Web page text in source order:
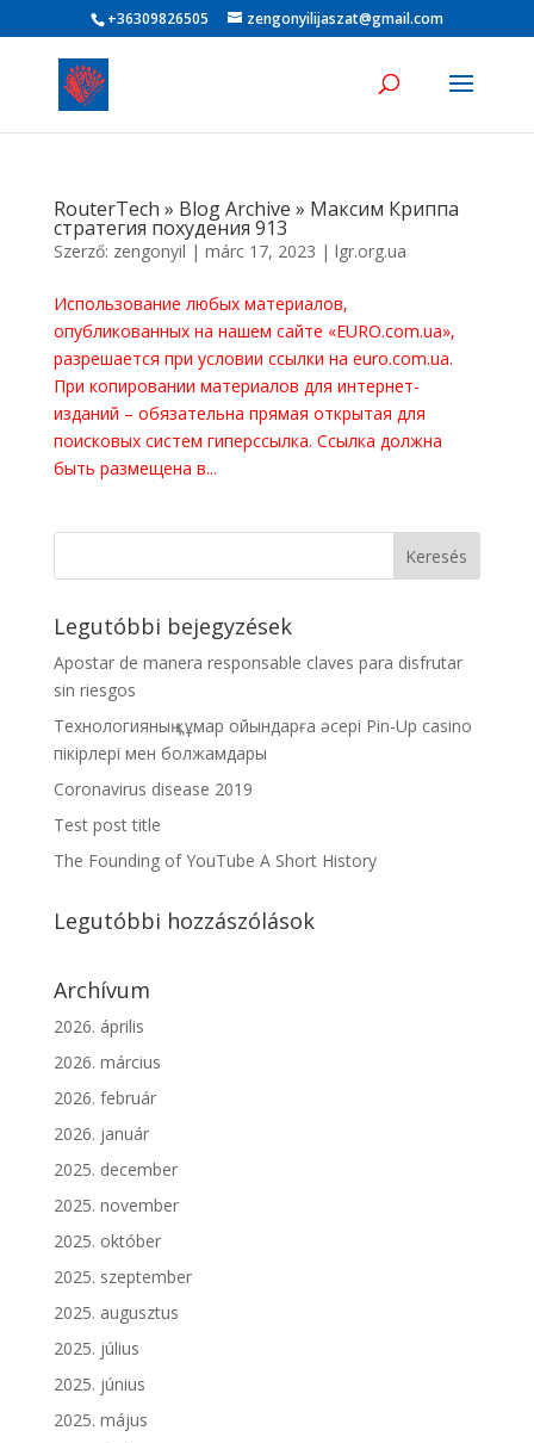
+36309826505 zengonyilijaszat@gmail.com
RouterTech » Blog Archive » Максим Криппа
стратегия похудения 913
Szerző: zengonyil | márc 17, 2023 | lgr.org.ua
Использование любых материалов,
опубликованных на нашем сайте «EURO.com.ua»,
разрешается при условии ссылки на euro.com.ua.
При копировании материалов для интернет-
изданий – обязательна прямая открытая для
поисковых систем гиперссылка. Ссылка должна
быть размещена в...
Legutóbbi bejegyzések
Apostar de manera responsable claves para disfrutar
sin riesgos
Технологияның құмар ойындарға әсері Pin-Up casino
пікірлері мен болжамдары
Coronavirus disease 2019
Test post title
The Founding of YouTube A Short History
Legutóbbi hozzászólások
Archívum
2026. április
2026. március
2026. február
2026. január
2025. december
2025. november
2025. október
2025. szeptember
2025. augusztus
2025. július
2025. június
2025. május